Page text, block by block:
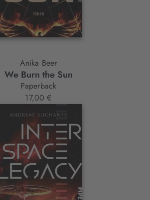
Anika Beer
We Burn the Sun
Paperback
17,00 €